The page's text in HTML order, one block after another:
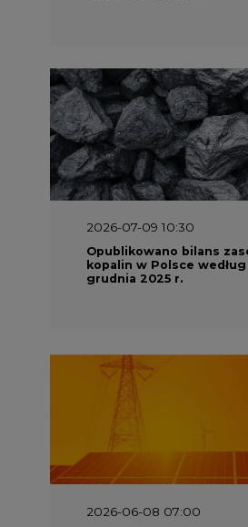
2026-07-09 10:30
Opublikowano bilans
kopalin w Polsce według
grudnia 2025 r.
2026-06-08 07:00